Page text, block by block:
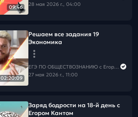
09:46
28 мая 2026 г., 04:00
02:20:09
Решаем все задания 19
Экономика
ЕГЭ ПО ОБЩЕСТВОЗНАНИЮ c Егором Кантом
27 мая 2026 г., 11:00
Заряд бодрости на 18-й день с
Егором Кантом